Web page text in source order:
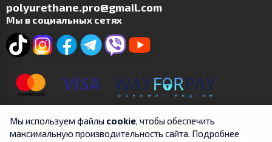
polyurethane.pro@gmail.com
Мы в социальных сетях
Мы используем файлы cookie, чтобы обеспечить
максимальную производительность сайта. Подробнее